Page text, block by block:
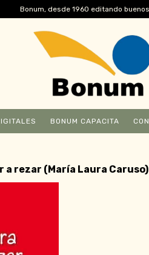
Bonum, desde 1960 editando
BONUM CAPACITA
a rezar (María Laura Caruso)